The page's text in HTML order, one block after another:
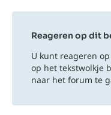
Reageren op dit
U kunt reageren
op het tekstwolkje
naar het forum te